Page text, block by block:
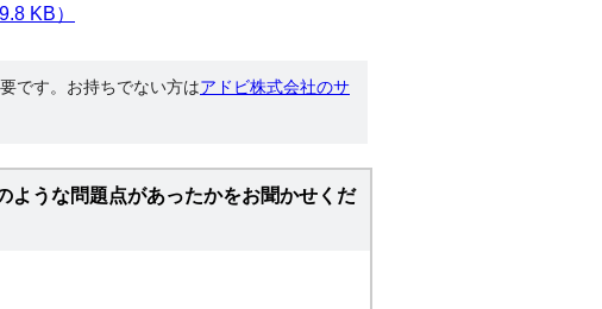
KB）
です。お持ちでない方はアドビ株式会社のサ
ような問題点があったかをお聞かせくだ